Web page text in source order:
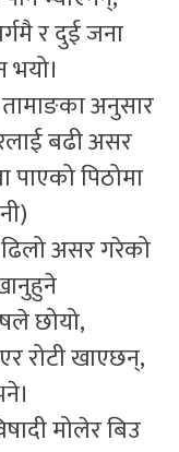
र दुई जना
भयो।
अनुसार
बढी असर
पाएको पिठोमा
असर गरेको
छोयो,
रोटी खाएछन्,
मोलेर बिउ